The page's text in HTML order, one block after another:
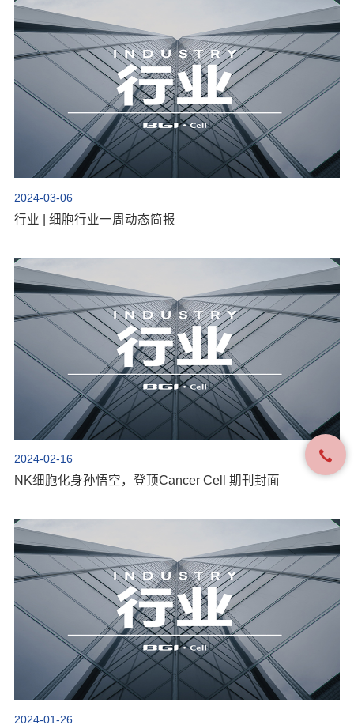
2024-03-06
行业 | 细胞行业一周动态简报
2024-02-16
NK细胞化身孙悟空，登顶Cancer Cell 期刊封面
2024-01-26